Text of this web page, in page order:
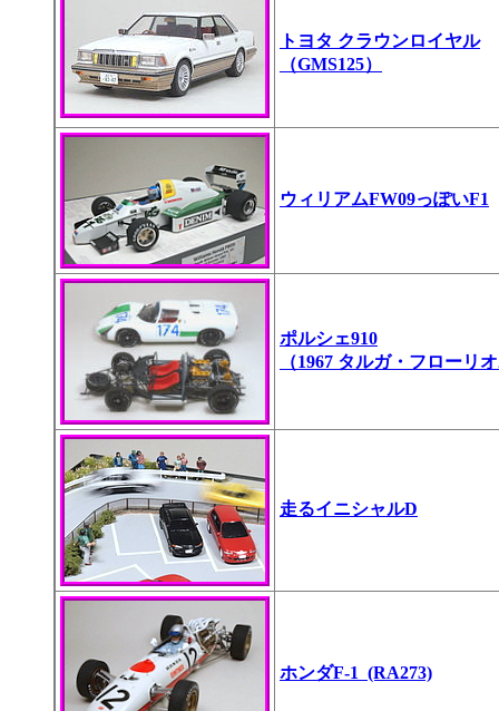
トヨタ クラウンロイヤル
（GMS125）
ウィリアムFW09っぽいF1
ポルシェ910
（1967 タルガ・フローリ
走るイニシャルD
ホンダF-1 (RA273)